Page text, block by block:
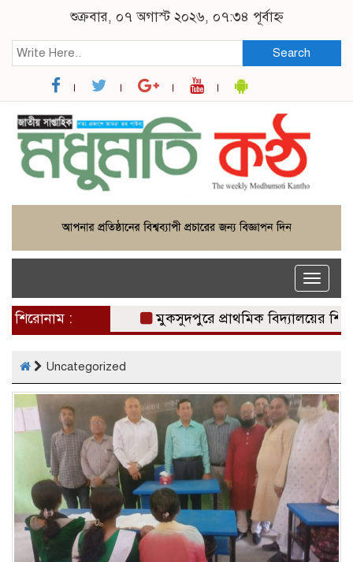
শুক্রবার, ০৭ অগাস্ট ২০২৬, ০৭:৩৪ পূর্বাহ্ন
Search
Toggle
শিরোনাম : মুকসুদপুরে প্রাথমিক বিদ্যালয়ের
Uncategorized